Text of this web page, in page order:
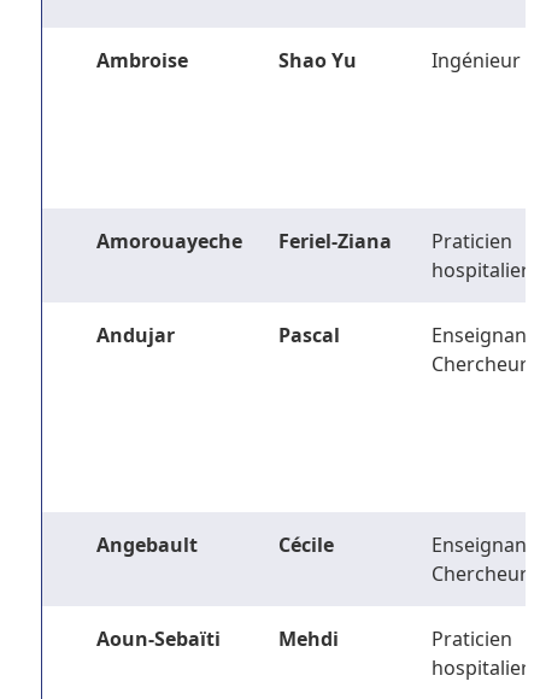
Ambroise Shao Yu Ingénieur
Amorouayeche Feriel-Ziana
Praticien
hospitalier
Andujar Pascal
Enseignant-
Chercheur
Angebault Cécile
Enseignant-
Chercheur
Aoun-Sebaïti Mehdi
Praticien
hospitalier